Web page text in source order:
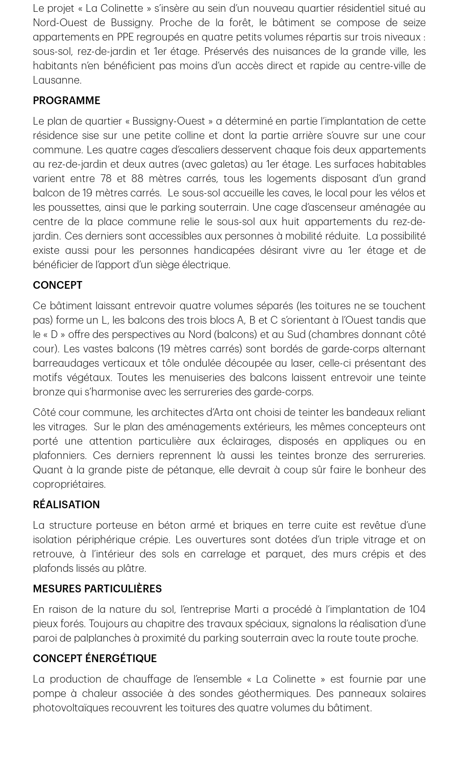
Le projet « La Colinette » s’insère au sein d’un nouveau quartier résidentiel situé au
Nord-Ouest de Bussigny. Proche de la forêt, le bâtiment se compose de seize
appartements en PPE regroupés en quatre petits volumes répartis sur trois niveaux :
sous-sol, rez-de-jardin et 1er étage. Préservés des nuisances de la grande ville, les
habitants n’en bénéficient pas moins d’un accès direct et rapide au centre-ville de
Lausanne.
PROGRAMME
Le plan de quartier « Bussigny-Ouest » a déterminé en partie l’implantation de cette
résidence sise sur une petite colline et dont la partie arrière s’ouvre sur une cour
commune. Les quatre cages d’escaliers desservent chaque fois deux appartements
au rez-de-jardin et deux autres (avec galetas) au 1er étage. Les surfaces habitables
varient entre 78 et 88 mètres carrés, tous les logements disposant d’un grand
balcon de 19 mètres carrés. Le sous-sol accueille les caves, le local pour les vélos et
les poussettes, ainsi que le parking souterrain. Une cage d’ascenseur aménagée au
centre de la place commune relie le sous-sol aux huit appartements du rez-de-
jardin. Ces derniers sont accessibles aux personnes à mobilité réduite. La possibilité
existe aussi pour les personnes handicapées désirant vivre au 1er étage et de
bénéficier de l’apport d’un siège électrique.
CONCEPT
Ce bâtiment laissant entrevoir quatre volumes séparés (les toitures ne se touchent
pas) forme un L, les balcons des trois blocs A, B et C s’orientant à l’Ouest tandis que
le « D » offre des perspectives au Nord (balcons) et au Sud (chambres donnant côté
cour). Les vastes balcons (19 mètres carrés) sont bordés de garde-corps alternant
barreaudages verticaux et tôle ondulée découpée au laser, celle-ci présentant des
motifs végétaux. Toutes les menuiseries des balcons laissent entrevoir une teinte
bronze qui s’harmonise avec les serrureries des garde-corps.
Côté cour commune, les architectes d’Arta ont choisi de teinter les bandeaux reliant
les vitrages. Sur le plan des aménagements extérieurs, les mêmes concepteurs ont
porté une attention particulière aux éclairages, disposés en appliques ou en
plafonniers. Ces derniers reprennent là aussi les teintes bronze des serrureries.
Quant à la grande piste de pétanque, elle devrait à coup sûr faire le bonheur des
copropriétaires.
RÉALISATION
La structure porteuse en béton armé et briques en terre cuite est revêtue d’une
isolation périphérique crépie. Les ouvertures sont dotées d’un triple vitrage et on
retrouve, à l’intérieur des sols en carrelage et parquet, des murs crépis et des
plafonds lissés au plâtre.
MESURES PARTICULIÈRES
En raison de la nature du sol, l’entreprise Marti a procédé à l’implantation de 104
pieux forés. Toujours au chapitre des travaux spéciaux, signalons la réalisation d’une
paroi de palplanches à proximité du parking souterrain avec la route toute proche.
CONCEPT ÉNERGÉTIQUE
La production de chauffage de l’ensemble « La Colinette » est fournie par une
pompe à chaleur associée à des sondes géothermiques. Des panneaux solaires
photovoltaïques recouvrent les toitures des quatre volumes du bâtiment.